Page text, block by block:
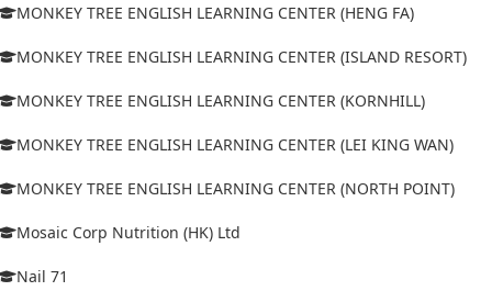
MONKEY TREE ENGLISH LEARNING CENTER (HENG FA)
MONKEY TREE ENGLISH LEARNING CENTER (ISLAND RESORT)
MONKEY TREE ENGLISH LEARNING CENTER (KORNHILL)
MONKEY TREE ENGLISH LEARNING CENTER (LEI KING WAN)
MONKEY TREE ENGLISH LEARNING CENTER (NORTH POINT)
Mosaic Corp Nutrition (HK) Ltd
Nail 71